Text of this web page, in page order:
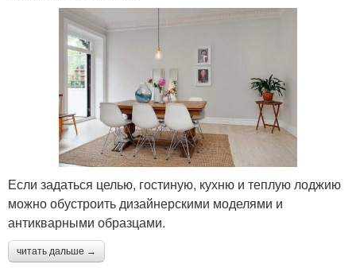
Если задаться целью, гостиную, кухню и теплую лоджию
можно обустроить дизайнерскими моделями и
антикварными образцами.
читать дальше →